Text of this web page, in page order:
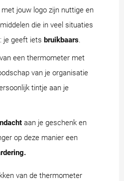
jouw logo zijn nuttige en
die in veel situaties
je geeft iets bruikbaars.
een thermometer met
van je organisatie
tintje aan je
aan je geschenk en
op deze manier een
van de thermometer